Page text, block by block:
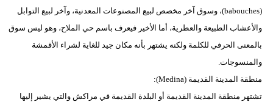
(babouches)، وسوق آخر مخصص لبيع المصنوعات المعدنية، وآخر لبيع التوابل
والأعشاب الطبيعة والعطرية، أما الأخير فيعرف باسم حي الملاح، وهو ليس سوق
بالمعنى الحرفي للكلمة ولكنه يشتهر بأنه مكان جيد للغاية لشراء الأقمشة
والمنسوجات.
منطقة المدينة القديمة (Medina):
تشتهر منطقة المدينة القديمة أو البلدة القديمة في مراكش والتي يشير إليها